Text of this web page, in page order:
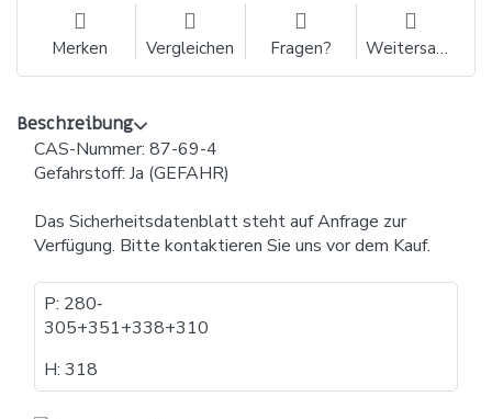
Merken Vergleichen Fragen? Weitersagen
Beschreibung
CAS-Nummer: 87-69-4
Gefahrstoff: Ja (GEFAHR)
Das Sicherheitsdatenblatt steht auf Anfrage zur
Verfügung. Bitte kontaktieren Sie uns vor dem Kauf.
P: 280​‐​
305+351+338+310
H: 318